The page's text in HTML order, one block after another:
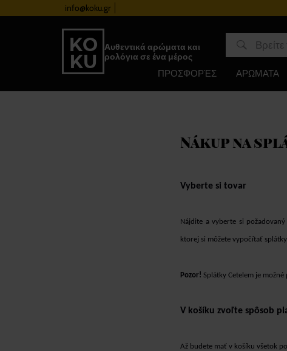
info@koku.gr
Αυθεντικά αρώματα και
ρολόγια σε ένα μέρος
ΠΡΟΣΦΟΡΈΣ ΑΡΩΜΑΤΑ
Nákup na
Vyberte si tovar
Nájdite a vyberte si
ktorej si môžete vypočítať
Pozor! Splátky Cetelem je
V košíku zvoľte spôsob
Až budete mať v košíku všetok